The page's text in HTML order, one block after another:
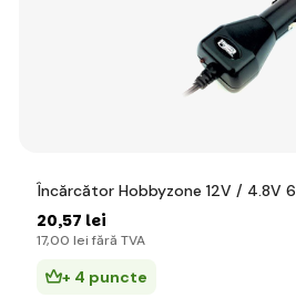
Încărcător Hobbyzone 12V / 4.8V
20,57 lei
17,00 lei fără TVA
+ 4 puncte